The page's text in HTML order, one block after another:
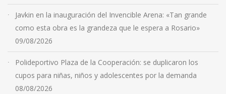
Javkin en la inauguración del Invencible Arena: «Tan grande
como esta obra es la grandeza que le espera a Rosario»
09/08/2026
Polideportivo Plaza de la Cooperación: se duplicaron los
cupos para niñas, niños y adolescentes por la demanda
08/08/2026